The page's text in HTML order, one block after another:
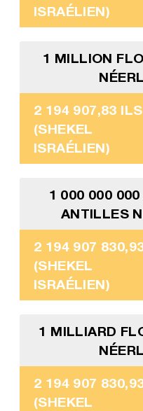
ISRAÉLIEN)
1 MILLION
2 194 907,83 ILS
(SHEKEL
ISRAÉLIEN)
1 000 000
ANTILLES
2 194 907
(SHEKEL
ISRAÉLIEN)
1 MILLIARD
2 194 907
(SHEKEL